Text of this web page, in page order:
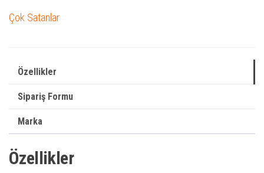
Çok Satanlar
Özellikler
Sipariş Formu
Marka
Özellikler